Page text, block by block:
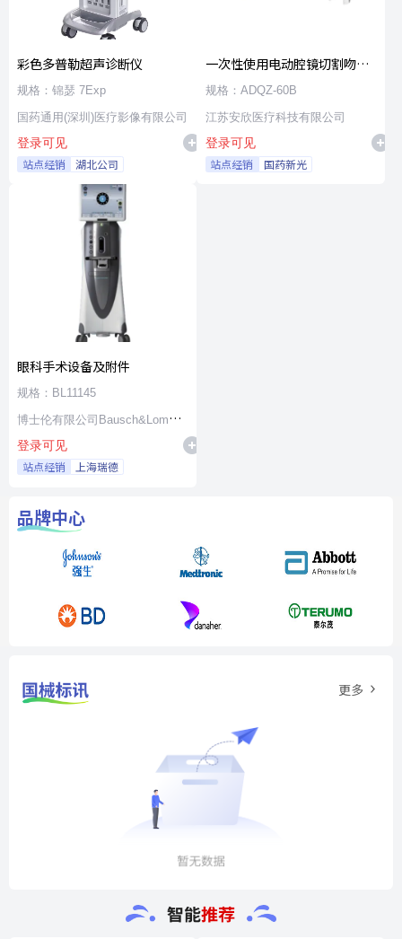
彩色多普勒超声诊断仪
规格：锦瑟 7Exp
国药通用(深圳)医疗影像有限公司
登录可见
站点经销 湖北公司
一次性使用电动腔镜切割吻合
器及组件
规格：ADQZ-60B
江苏安欣医疗科技有限公司
登录可见
站点经销 国药新光
眼科手术设备及附件
规格：BL11145
博士伦有限公司Bausch&Lomb
Incorporated
登录可见
站点经销 上海瑞德
品牌中心